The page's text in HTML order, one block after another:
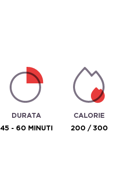
DURATA
45 - 60 MINUTI
CALORIE
200 / 300